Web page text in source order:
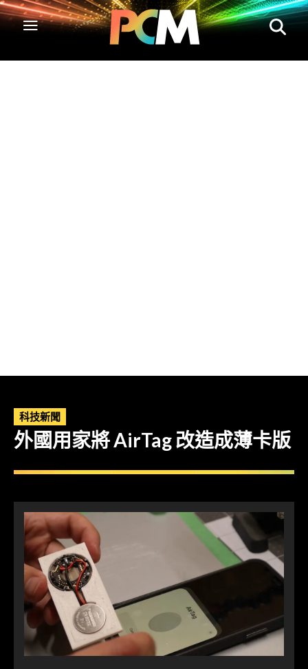
科技新聞
外國用家將 AirTag 改造成薄卡版